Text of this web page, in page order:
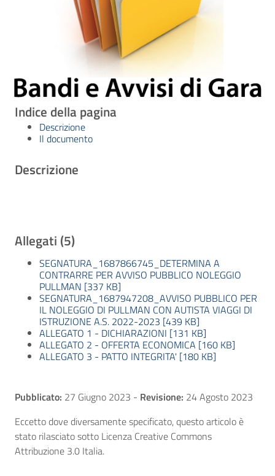
Indice della pagina
Descrizione
Il documento
Descrizione
Allegati (5)
SEGNATURA_1687866745_DETERMINA A
CONTRARRE PER AVVISO PUBBLICO NOLEGGIO
PULLMAN [337 KB]
SEGNATURA_1687947208_AVVISO PUBBLICO PER
IL NOLEGGIO DI PULLMAN CON AUTISTA VIAGGI DI
ISTRUZIONE A.S. 2022-2023 [439 KB]
ALLEGATO 1 - DICHIARAZIONI [131 KB]
ALLEGATO 2 - OFFERTA ECONOMICA [160 KB]
ALLEGATO 3 - PATTO INTEGRITA' [180 KB]
Pubblicato: 27 Giugno 2023 - Revisione: 24 Agosto 2023
Eccetto dove diversamente specificato, questo articolo è
stato rilasciato sotto Licenza Creative Commons
Attribuzione 3.0 Italia.